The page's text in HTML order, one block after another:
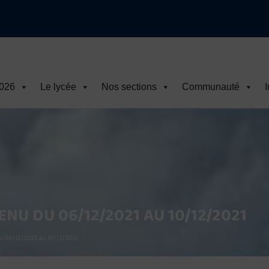
Le lycée Nos sections Communauté
DU 06/12/2021 AU 10/12/2021